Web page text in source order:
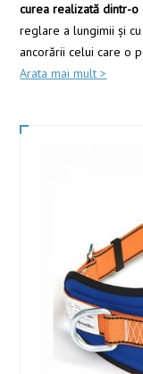
curea realizată dintr-o
reglare a lungimii şi
ancorării celui care o
Arata mai mult >